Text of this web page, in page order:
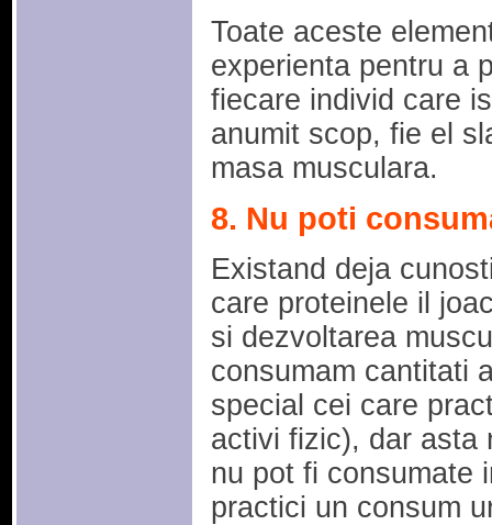
Toate aceste
experienta pentru a
fiecare individ care
anumit scop, fie el
masa musculara.
8. Nu poti
Existand deja
care proteinele il
si dezvoltarea
consumam cantitati
special cei care
activi fizic), dar asta
nu pot fi consumate
practici un consum